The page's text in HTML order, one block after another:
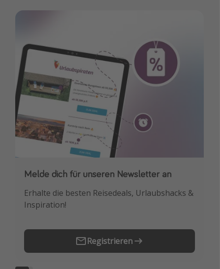
Melde dich für unseren Newsletter an
Erhalte die besten Reisedeals, Urlaubshacks &
Inspiration!
Registrieren
Downloade unsere App
Buche die besten Reiseschnäppchen als
Erstes.